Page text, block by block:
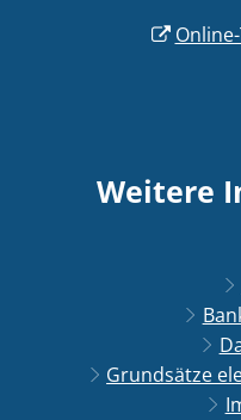
Weitere
Grundsätze